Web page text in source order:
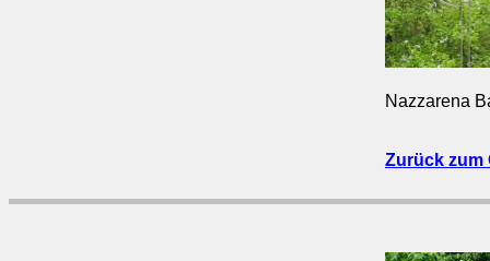
Nazzarena
Zurück zum